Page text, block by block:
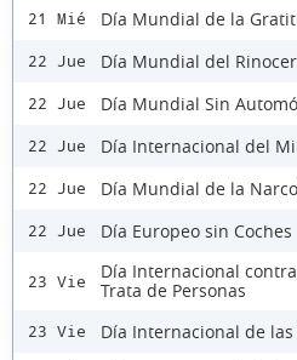
21 Mié Día Mundial de la
22 Jue Día Mundial del
22 Jue Día Mundial Sin
22 Jue Día Internacional del
22 Jue Día Mundial de la
22 Jue Día Europeo sin Coches
23 Vie
Día Internacional
Trata de Personas
23 Vie Día Internacional de las